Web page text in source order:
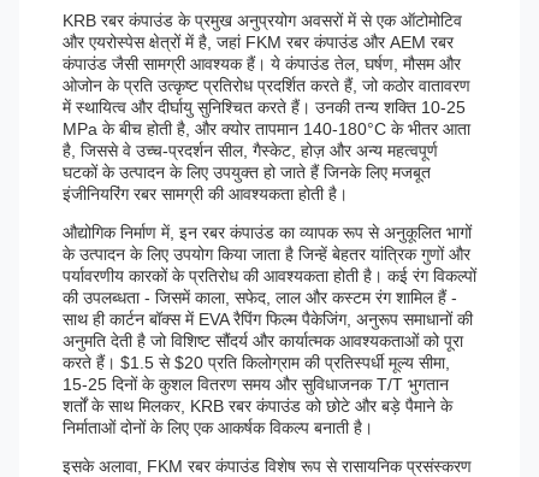
KRB रबर कंपाउंड के प्रमुख अनुप्रयोग अवसरों में से एक ऑटोमोटिव
और एयरोस्पेस क्षेत्रों में है, जहां FKM रबर कंपाउंड और AEM रबर
कंपाउंड जैसी सामग्री आवश्यक हैं। ये कंपाउंड तेल, घर्षण, मौसम और
ओजोन के प्रति उत्कृष्ट प्रतिरोध प्रदर्शित करते हैं, जो कठोर वातावरण
में स्थायित्व और दीर्घायु सुनिश्चित करते हैं। उनकी तन्य शक्ति 10-25
MPa के बीच होती है, और क्योर तापमान 140-180°C के भीतर आता
है, जिससे वे उच्च-प्रदर्शन सील, गैस्केट, होज़ और अन्य महत्वपूर्ण
घटकों के उत्पादन के लिए उपयुक्त हो जाते हैं जिनके लिए मजबूत
इंजीनियरिंग रबर सामग्री की आवश्यकता होती है।
औद्योगिक निर्माण में, इन रबर कंपाउंड का व्यापक रूप से अनुकूलित भागों
के उत्पादन के लिए उपयोग किया जाता है जिन्हें बेहतर यांत्रिक गुणों और
पर्यावरणीय कारकों के प्रतिरोध की आवश्यकता होती है। कई रंग विकल्पों
की उपलब्धता - जिसमें काला, सफेद, लाल और कस्टम रंग शामिल हैं -
साथ ही कार्टन बॉक्स में EVA रैपिंग फिल्म पैकेजिंग, अनुरूप समाधानों की
अनुमति देती है जो विशिष्ट सौंदर्य और कार्यात्मक आवश्यकताओं को पूरा
करते हैं। $1.5 से $20 प्रति किलोग्राम की प्रतिस्पर्धी मूल्य सीमा,
15-25 दिनों के कुशल वितरण समय और सुविधाजनक T/T भुगतान
शर्तों के साथ मिलकर, KRB रबर कंपाउंड को छोटे और बड़े पैमाने के
निर्माताओं दोनों के लिए एक आकर्षक विकल्प बनाती है।
इसके अलावा, FKM रबर कंपाउंड विशेष रूप से रासायनिक प्रसंस्करण